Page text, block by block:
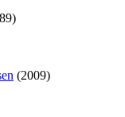
(2009)